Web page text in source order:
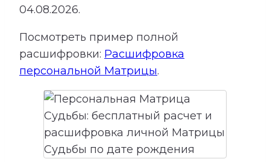
04.08.2026.
Посмотреть пример полной
расшифровки: Расшифровка
персональной Матрицы.